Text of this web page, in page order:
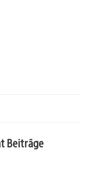
Beiträge